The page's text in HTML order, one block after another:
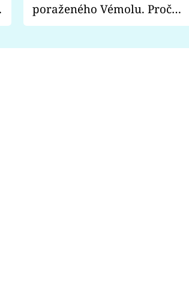
poraženého Vémolu. Proč
chce raději zápasit s ním než